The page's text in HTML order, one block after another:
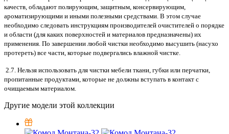
качеств, обладают полирующим, защитным, консервирующим,
ароматизирующими и иными полезными средствами. В этом случае
необходимо следовать инструкциям производителей очистителей о порядке
и области (для каких поверхностей и материалов предназначены) их
применения. По завершении любой чистки необходимо высушить (насухо
протереть) все части, которые подвергались влажной чистке.
2.7. Нельзя использовать для чистки мебели ткани, губки или перчатки,
пропитанные продуктами, которые не должны вступать в контакт с
очищаемым материалом.
Другие модели этой коллекции